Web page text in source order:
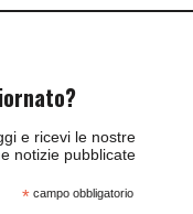
e ricevi le nostre
notizie pubblicate
*campo obbligatorio